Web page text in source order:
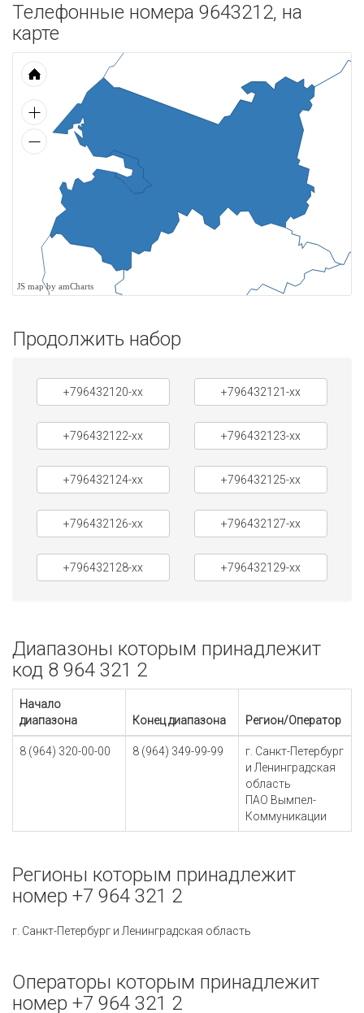
Телефонные номера 9643212, на
карте
JS map by amCharts
Продолжить набор
+796432120-xx +796432121-xx
+796432122-xx +796432123-xx
+796432124-xx +796432125-xx
+796432126-xx +796432127-xx
+796432128-xx +796432129-xx
Диапазоны которым принадлежит
код 8 964 321 2
Начало
диапазона
Конец диапазона Регион/Оператор
8 (964) 320-00-00 8 (964) 349-99-99
г. Санкт-Петербург
и Ленинградская
область
ПАО Вымпел-
Коммуникации
Регионы которым принадлежит
номер +7 964 321 2
г. Санкт-Петербург и Ленинградская область
Операторы которым принадлежит
номер +7 964 321 2